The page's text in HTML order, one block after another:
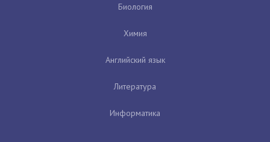
Биология
Химия
Английский язык
Литература
Информатика